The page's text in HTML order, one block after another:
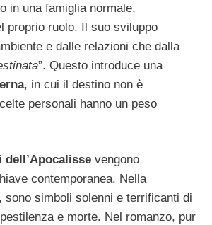
in una famiglia normale,
proprio ruolo. Il suo sviluppo
e dalle relazioni che dalla
”. Questo introduce una
, in cui il destino non è
personali hanno un peso
dell’Apocalisse vengono
contemporanea. Nella
sono simboli solenni e terrificanti di
e morte. Nel romanzo, pur